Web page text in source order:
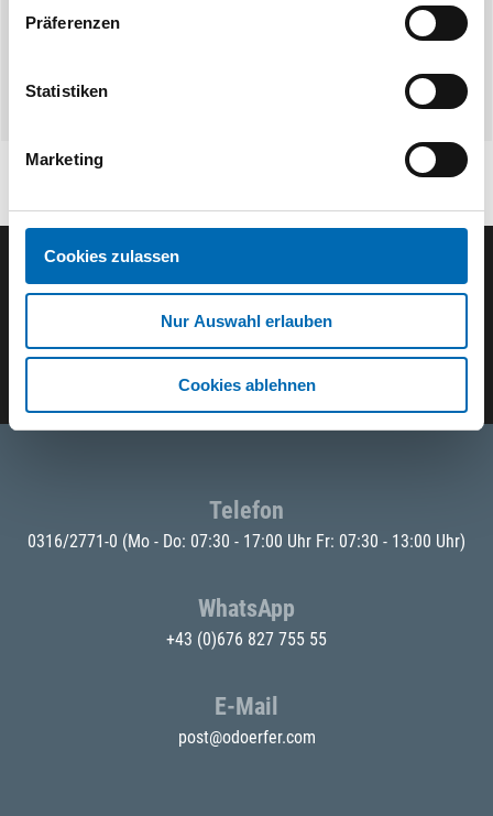
Präferenzen
Statistiken
Marketing
Cookies zulassen
Nur Auswahl erlauben
Cookies ablehnen
Der ODÖRFER Newsletter
E-Mail eingeben
Telefon
0316/2771-0 (Mo - Do: 07:30 - 17:00 Uhr Fr: 07:30 - 13:00 Uhr)
WhatsApp
+43 (0)676 827 755 55
E-Mail
post@odoerfer.com